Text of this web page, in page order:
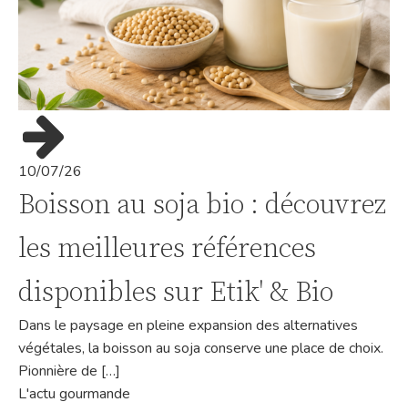
10/07/26
Boisson au soja bio : découvrez
les meilleures références
disponibles sur Etik' & Bio
Dans le paysage en pleine expansion des alternatives
végétales, la boisson au soja conserve une place de choix.
Pionnière de […]
L'actu gourmande